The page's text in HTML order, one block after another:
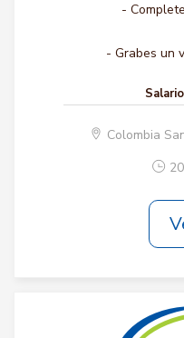
-
- Grabes un
Colombia